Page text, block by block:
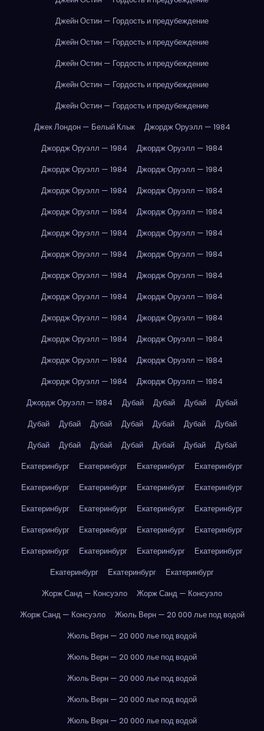
Джейн Остин — Гордость и предубеждение
Джейн Остин — Гордость и предубеждение
Джейн Остин — Гордость и предубеждение
Джейн Остин — Гордость и предубеждение
Джейн Остин — Гордость и предубеждение
Джек Лондон — Белый Клык
Джордж Оруэлл — 1984
Джордж Оруэлл — 1984
Джордж Оруэлл — 1984
Джордж Оруэлл — 1984
Джордж Оруэлл — 1984
Джордж Оруэлл — 1984
Джордж Оруэлл — 1984
Джордж Оруэлл — 1984
Джордж Оруэлл — 1984
Джордж Оруэлл — 1984
Джордж Оруэлл — 1984
Джордж Оруэлл — 1984
Джордж Оруэлл — 1984
Джордж Оруэлл — 1984
Джордж Оруэлл — 1984
Джордж Оруэлл — 1984
Джордж Оруэлл — 1984
Джордж Оруэлл — 1984
Джордж Оруэлл — 1984
Джордж Оруэлл — 1984
Джордж Оруэлл — 1984
Джордж Оруэлл — 1984
Джордж Оруэлл — 1984
Джордж Оруэлл — 1984
Джордж Оруэлл — 1984
Джордж Оруэлл — 1984
Дубай Дубай Дубай
Дубай
Дубай
Дубай Дубай Дубай Дубай Дубай
Дубай
Дубай
Дубай Дубай Дубай Дубай Дубай
Дубай
Екатеринбург
Екатеринбург Екатеринбург
Екатеринбург
Екатеринбург
Екатеринбург Екатеринбург
Екатеринбург
Екатеринбург
Екатеринбург Екатеринбург
Екатеринбург
Екатеринбург
Екатеринбург Екатеринбург
Екатеринбург
Екатеринбург
Екатеринбург Екатеринбург
Екатеринбург
Екатеринбург
Екатеринбург
Екатеринбург
Жорж Санд — Консуэло
Жорж Санд — Консуэло
Жорж Санд — Консуэло
Жюль Верн — 20 000 лье под водой
Жюль Верн — 20 000 лье под водой
Жюль Верн — 20 000 лье под водой
Жюль Верн — 20 000 лье под водой
Жюль Верн — 20 000 лье под водой
Жюль Верн — 20 000 лье под водой